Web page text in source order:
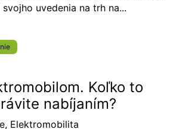
uvedenia na trh na...
Koľko to
nabíjaním?
, Elektromobilita